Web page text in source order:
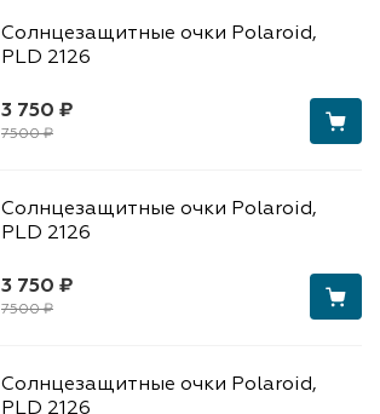
3 750 ₽
7500 ₽
Солнцезащитные очки Polaroid,
PLD 2126
3 750 ₽
7500 ₽
Солнцезащитные очки Polaroid,
PLD 2126
Солнцезащитные очки Polaroid,
PLD 2126